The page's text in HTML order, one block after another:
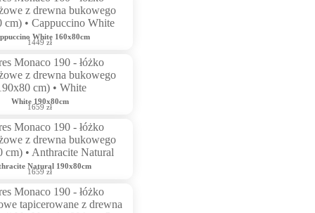
White 160x80cm
1449 zł
White 190x80cm
1659 zł
Natural 190x80cm
1659 zł